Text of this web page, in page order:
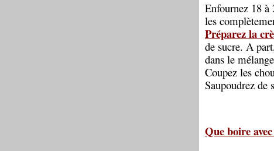
Enfournez 18
les
Préparez la
de sucre. A
dans le
Coupez les
Saupoudrez de
Que boire